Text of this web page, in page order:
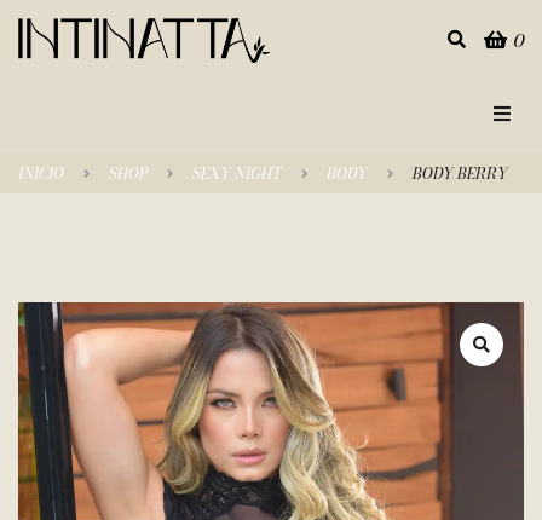
Inicio
Empresa
Contacto
0
INICIO SHOP SEXY NIGHT BODY BODY BERRY